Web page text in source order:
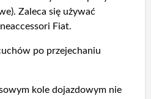
Zaleca się używać
Fiat.
po przejechaniu
kole dojazdowym nie